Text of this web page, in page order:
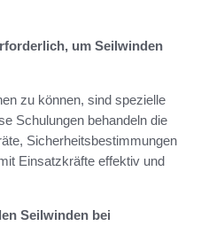
um Seilwinden
zu können, sind spezielle
Schulungen behandeln die
Sicherheitsbestimmungen
Einsatzkräfte effektiv und
Seilwinden bei